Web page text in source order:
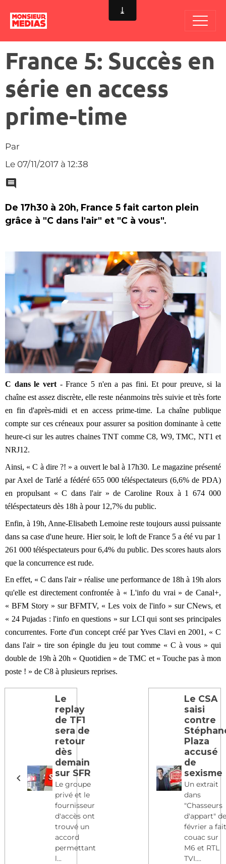
France 5: Succès en
série en access
prime-time
Par
Le 07/11/2017 à 12:38
De 17h30 à 20h, France 5 fait carton plein
grâce à "C dans l'air" et "C à vous".
C dans le vert - France 5 n'en a pas fini. Et pour preuve, si la
chaîne est assez discrète, elle reste néanmoins très suivie et très forte
en fin d'après-midi et en access prime-time. La chaîne publique
compte sur ces créneaux pour assurer sa position dominante à cette
heure-ci sur les autres chaines TNT comme C8, W9, TMC, NT1 et
NRJ12.
Ainsi, « C à dire ?! » a ouvert le bal à 17h30. Le magazine présenté
par Axel de Tarlé a fédéré 655 000 téléspectateurs (6,6% de PDA)
en propulsant « C dans l'air » de Caroline Roux à 1 674 000
téléspectateurs dès 18h à pour 12,7% du public.
Enfin, à 19h, Anne-Elisabeth Lemoine reste toujours aussi puissante
dans sa case d'une heure. Hier soir, le loft de France 5 a été vu par 1
261 000 téléspectateurs pour 6,4% du public. Des scores hauts alors
que la concurrence est rude.
En effet, « C dans l'air » réalise une performance de 18h à 19h alors
qu'elle est directement confrontée à « L'info du vrai » de Canal+,
« BFM Story » sur BFMTV, « Les voix de l'info » sur CNews, et
« 24 Pujadas : l'info en questions » sur LCI qui sont ses principales
concurrentes. Forte d'un concept créé par Yves Clavi en 2001, « C
dans l'air » tire son épingle du jeu tout comme « C à vous » qui
double de 19h à 20h « Quotidien » de TMC et « Touche pas à mon
poste ! » de C8 à plusieurs reprises.
Le
replay
de TF1
sera de
retour
dès
demain
sur SFR
Le groupe
privé et le
fournisseur
d'accès ont
trouvé un
accord
permettant
l...
Le CSA
saisi
contre
Plaza
accusé
de
sexisme
Un extrait
dans
"Chasseurs
d'appart"
février a
couac sur
M6 et RTL
TVI....